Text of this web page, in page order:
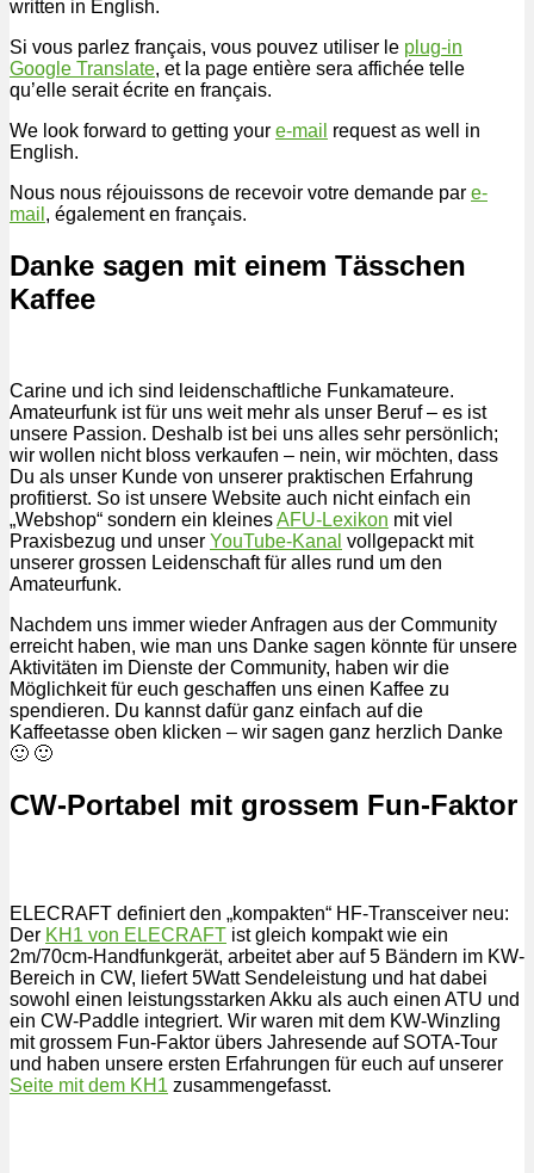
written in English.
Si vous parlez français, vous pouvez utiliser le plug-in
Google Translate, et la page entière sera affichée telle
qu’elle serait écrite en français.
We look forward to getting your e-mail request as well in
English.
Nous nous réjouissons de recevoir votre demande par e-
mail , également en français.
Danke sagen mit einem Tässchen
Kaffee
Carine und ich sind leidenschaftliche Funkamateure.
Amateurfunk ist für uns weit mehr als unser Beruf – es ist
unsere Passion. Deshalb ist bei uns alles sehr persönlich;
wir wollen nicht bloss verkaufen – nein, wir möchten, dass
Du als unser Kunde von unserer praktischen Erfahrung
profitierst. So ist unsere Website auch nicht einfach ein
„Webshop“ sondern ein kleinesAFU-Lexikon mit viel
Praxisbezug und unser YouTube-Kanal vollgepackt mit
unserer grossen Leidenschaft für alles rund um den
Amateurfunk.
Nachdem uns immer wieder Anfragen aus der Community
erreicht haben, wie man uns Danke sagen könnte für unsere
Aktivitäten im Dienste der Community, haben wir die
Möglichkeit für euch geschaffen uns einen Kaffee zu
spendieren. Du kannst dafür ganz einfach auf die
Kaffeetasse oben klicken – wir sagen ganz herzlich Danke
🙂 🙂
CW-Portabel mit grossem Fun-Faktor
ELECRAFT definiert den „kompakten“ HF-Transceiver neu:
Der KH1 von ELECRAFT ist gleich kompakt wie ein
2m/70cm-Handfunkgerät, arbeitet aber auf 5 Bändern im KW-
Bereich in CW, liefert 5Watt Sendeleistung und hat dabei
sowohl einen leistungsstarken Akku als auch einen ATU und
ein CW-Paddle integriert. Wir waren mit dem KW-Winzling
mit grossem Fun-Faktor übers Jahresende auf SOTA-Tour
und haben unsere ersten Erfahrungen für euch auf unserer
Seite mit dem KH1 zusammengefasst.